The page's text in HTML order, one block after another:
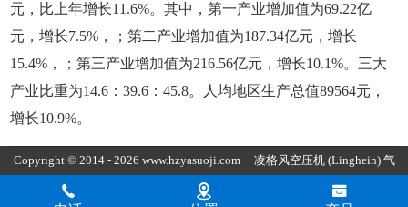
元，比上年增长11.6%。其中，第一产业增加值为69.22亿
元，增长7.5%，；第二产业增加值为187.34亿元，增长
15.4%，；第三产业增加值为216.56亿元，增长10.1%。三大
产业比重为14.6：39.6：45.8。人均地区生产总值89564元，
增长10.9%。
Copyright © 2014 - 2026 www.hzyasuoji.com 凌格风空压机 (Linghein) 气
胜智能装备（深圳）有限公司版权所有
粤ICP备2021072975号